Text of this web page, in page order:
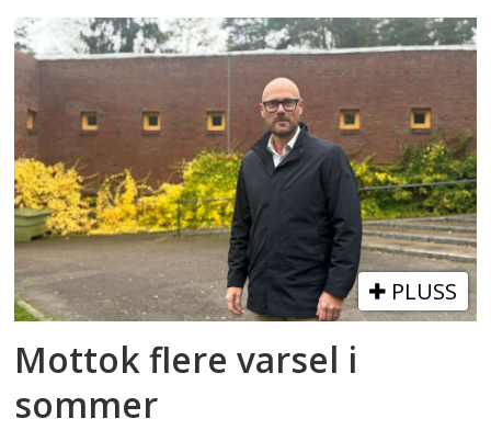
PLUSS
Mottok flere varsel i
sommer